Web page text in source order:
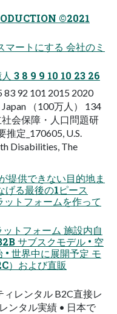
©2021
ートにする 会社のミ
3 8 9 9 10 10 23 26
83 92 101 2015 2020
（100万人） 134
社会保障・人口問題研
推定_170605, U.S.
Disabilities, The
提供できない目的地ま
げる最後の1ピース
トフォームを作って
トフォーム 施設内自
サブスクモデル • 空
世界中に展開予定 モ
）および直販
レンタル B2C直接レ
ンタル実績 • 日本で